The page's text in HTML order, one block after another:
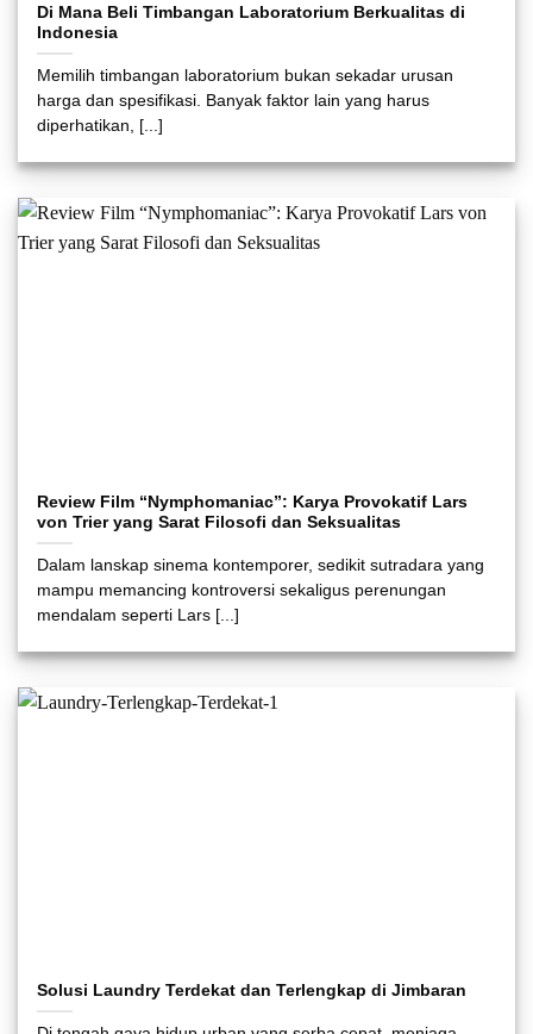
Di Mana Beli Timbangan Laboratorium Berkualitas di
Indonesia
Memilih timbangan laboratorium bukan sekadar urusan
harga dan spesifikasi. Banyak faktor lain yang harus
diperhatikan, [...]
Review Film “Nymphomaniac”: Karya Provokatif Lars
von Trier yang Sarat Filosofi dan Seksualitas
Dalam lanskap sinema kontemporer, sedikit sutradara yang
mampu memancing kontroversi sekaligus perenungan
mendalam seperti Lars [...]
Solusi Laundry Terdekat dan Terlengkap di Jimbaran